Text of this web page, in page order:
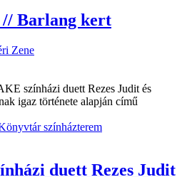
// Barlang kert
Zene
színházterem
duett Rezes Judit